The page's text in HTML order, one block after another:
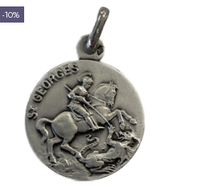
-10%